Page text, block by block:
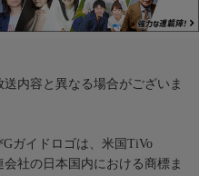
内容と異なる場合がございま
ガイドロゴは、米国TiVo
社の日本国内における商標ま